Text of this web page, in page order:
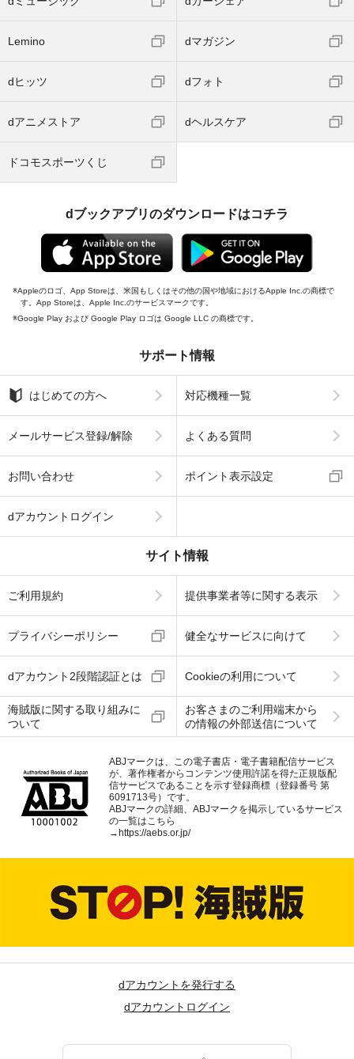
dミュージック dカーシェア
dマガジン
dヒッツ dフォト
dアニメストア dヘルスケア
ドコモスポーツくじ
dブックアプリのダウンロードはコチラ
Appleのロゴ、App Storeは、米国もしくはその他の国や地域におけるApple Inc.の商標で
サポート情報
はじめての方へ 対応機種一覧
メールサービス登録/解除 よくある質問
お問い合わせ ポイント表示設定
dアカウントログイン
サイト情報
ご利用規約 提供事業者等に関する表示
プライバシーポリシー 健全なサービスに向けて
dアカウント2段階認証とは Cookieの利用について
海賊版に関する取り組みに
ついて
お客さまのご利用端末から
の情報の外部送信について
ABJマークは、この電子書店・電子書籍配信サービス
が、著作権者からコンテンツ使用許諾を得た正規版配
信サービスであることを示す登録商標（登録番号 第
6091713号）です。
ABJマークの詳細、ABJマークを掲示しているサービス
の一覧はこちら
dアカウントを発行する
dアカウントログイン